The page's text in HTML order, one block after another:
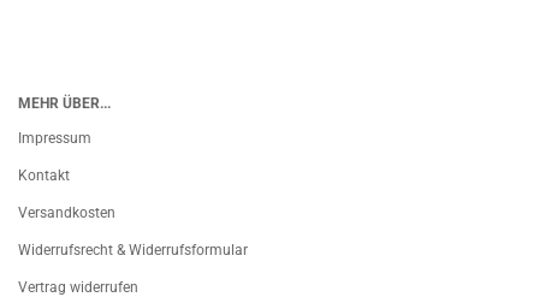
MEHR ÜBER...
Impressum
Kontakt
Versandkosten
Widerrufsrecht & Widerrufsformular
Vertrag widerrufen